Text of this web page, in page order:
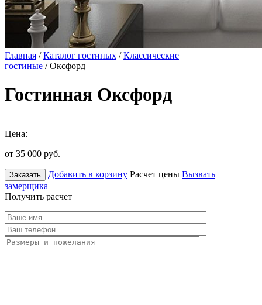
Главная /Каталог гостиных /Классические
гостиные / Оксфорд
Гостинная Оксфорд
Цена:
от 35 000 руб.
Заказать Добавить в корзину Расчет цены Вызвать
замерщика
Получить расчет